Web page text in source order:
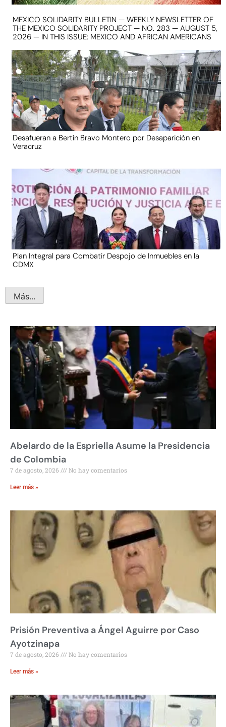
MEXICO SOLIDARITY BULLETIN — WEEKLY NEWSLETTER OF
THE MEXICO SOLIDARITY PROJECT — NO. 283 — AUGUST 5,
2026 — IN THIS ISSUE: MEXICO AND AFRICAN AMERICANS
Desafueran a Bertín Bravo Montero por Desaparición en
Veracruz
Plan Integral para Combatir Despojo de Inmuebles en la
CDMX
Más...
Abelardo de la Espriella Asume la Presidencia
de Colombia
7 de agosto, 2026 No hay comentarios
Leer más »
Prisión Preventiva a Ángel Aguirre por Caso
Ayotzinapa
7 de agosto, 2026 No hay comentarios
Leer más »